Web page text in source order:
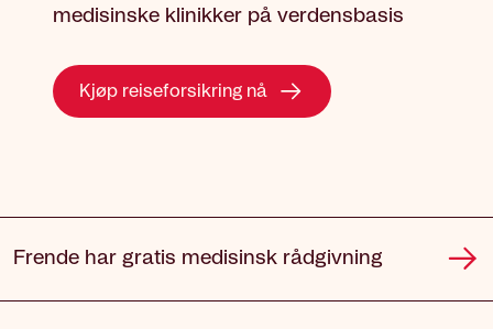
medisinske klinikker på verdensbasis
Kjøp reiseforsikring nå
Frende har gratis medisinsk rådgivning